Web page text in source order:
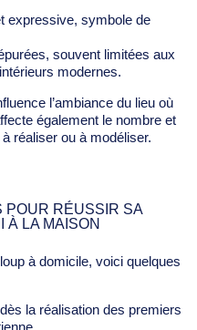
expressive, symbole de
souvent limitées aux
modernes.
l’ambiance du lieu où
également le nombre et
réaliser ou à modéliser.
POUR RÉUSSIR SA
À LA MAISON
à domicile, voici quelques
dès la réalisation des premiers